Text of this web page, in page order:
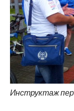
Инструктаж